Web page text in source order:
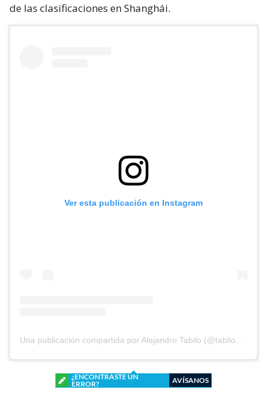
de las clasificaciones en Shanghái.
Ver esta publicación en Instagram
¿ENCONTRASTE UN
ERROR?
AVÍSANOS